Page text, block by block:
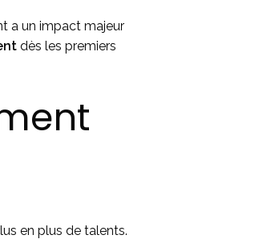
a un impact majeur
dès les premiers
en plus de talents.